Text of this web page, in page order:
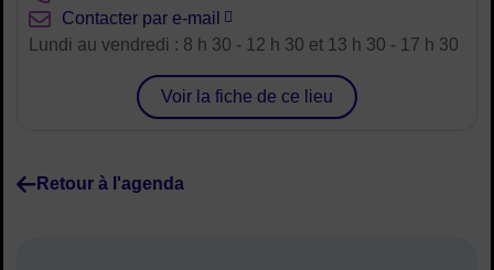
Courriel :Contacter par e-mail
Horaires :
Lundi au vendredi : 8 h 30 - 12 h 30 et 13 h 30 - 17 h 30
Voir la fiche de ce lieu
Retour à l'agenda